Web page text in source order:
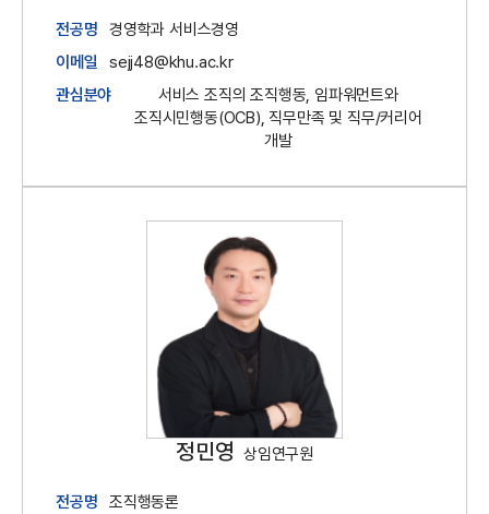
전공명
경영학과 서비스경영
이메일
sejj48@khu.ac.kr
관심분야
서비스 조직의 조직행동, 임파워먼트와
조직시민행동(OCB), 직무만족 및 직무/커리어
개발
정민영 상임연구원
전공명
조직행동론